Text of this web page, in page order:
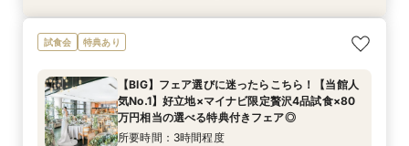
8/14(金)
【マイナビ限定：お盆BIGフェア】１件におすす
め：人気No.1!豪華無料試食×最大100万相当特典
所要時間：3時間程度
9:00〜
10:30〜
14:00〜
17:30〜
8/14(金)
＼料理重視の方へ／最高グレードへUP特典付◎
人気料理演出体験
9:00〜
10:30〜
14:00〜
17:30〜
8/14(金)
＼会費婚を検討の方向け／試食付き◎お披露目
パーティー相談会
9:00〜
10:30〜
14:00〜
17:30〜
8/14(金)
＼駅直結＆ワンフロア貸切／持込OK×自由度◎贅
沢空間で叶うW
9:00〜
10:30〜
14:00〜
17:30〜
8/14(金)
【自己負担ゼロで叶う】パーティースタイル提
案！コスパ◎相談会
9:00〜
10:30〜
14:00〜
17:30〜
8/14(金)
＼1件目来館特典有／贅沢試食付◆見積もり＆日
程イチから相談会
9:00〜
10:30〜
14:00〜
17:30〜
8/14(金)
最短60分！さくっと相談OK◎スマホで簡単！オ
ンライン相談会
11:00〜
14:00〜
17:30〜
18:30〜
試食会 特典あり
【BIG】フェア選びに迷ったらこちら！【当館人
気No.1】好立地×マイナビ限定贅沢4品試食×80
万円相当の選べる特典付きフェア◎
所要時間：3時間程度